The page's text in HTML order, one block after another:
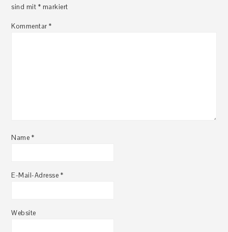
Interaktionen
sind mit * markiert
Kommentar*
Name *
E-Mail-Adresse *
Website